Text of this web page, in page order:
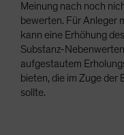
Meinung nach noch
bewerten. Für Anleger
kann eine Erhöhung
Substanz-
aufgestautem
bieten, die im Zuge der
sollte.